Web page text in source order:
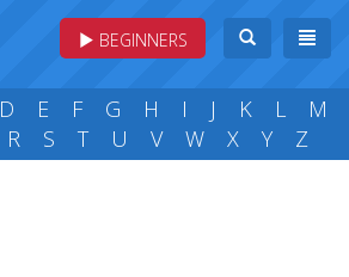
BEGINNERS
D E F G H I J K L
M
R S T U V W X Y Z